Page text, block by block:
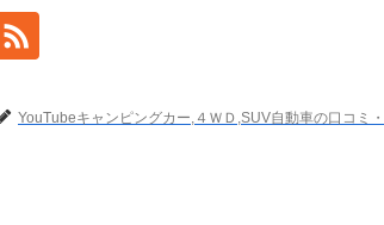
YouTubeキャンピングカー,４ＷＤ,SUV自動車の口コミ